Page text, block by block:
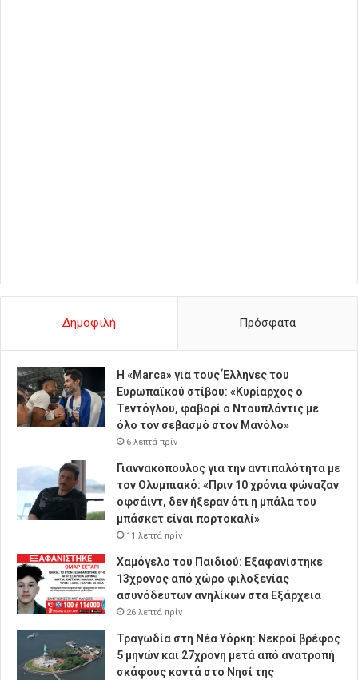
Δημοφιλή Πρόσφατα
Η «Marca» για τους Έλληνες του
Ευρωπαϊκού στίβου: «Κυρίαρχος ο
Τεντόγλου, φαβορί ο Ντουπλάντις με
όλο τον σεβασμό στον Μανόλο»
6 λεπτά πρίν
Γιαννακόπουλος για την αντιπαλότητα με
τον Ολυμπιακό: «Πριν 10 χρόνια φώναζαν
οφσάιντ, δεν ήξεραν ότι η μπάλα του
μπάσκετ είναι πορτοκαλί»
11 λεπτά πρίν
Χαμόγελο του Παιδιού: Εξαφανίστηκε
13χρονος από χώρο φιλοξενίας
ασυνόδευτων ανηλίκων στα Εξάρχεια
26 λεπτά πρίν
Τραγωδία στη Νέα Υόρκη: Νεκροί βρέφος
5 μηνών και 27χρονη μετά από ανατροπή
σκάφους κοντά στο Νησί της